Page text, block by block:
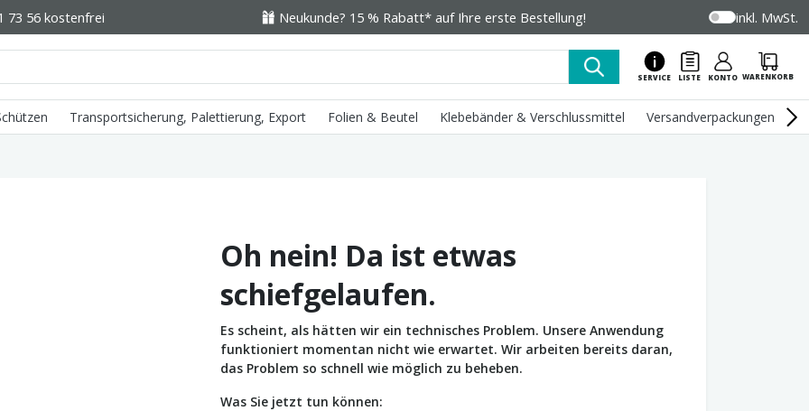
73 56 kostenfrei Neukunde? 15 % Rabatt* auf Ihre erste Bestellung! inkl. MwSt.
SERVICE LISTE KONTO WARENKORB
Transportsicherung, Palettierung, Export Folien & Beutel Klebebänder & Verschlussmittel Versandverpackungen
Oh nein! Da ist etwas
schiefgelaufen.
Es scheint, als hätten wir ein technisches Problem. Unsere Anwendung
funktioniert momentan nicht wie erwartet. Wir arbeiten bereits daran,
das Problem so schnell wie möglich zu beheben.
Was Sie jetzt tun können: